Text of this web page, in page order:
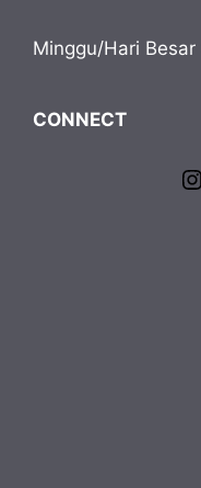
Minggu/Hari
CONNECT